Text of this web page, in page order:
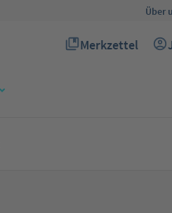
Über
Merkzettel
Du hast 0